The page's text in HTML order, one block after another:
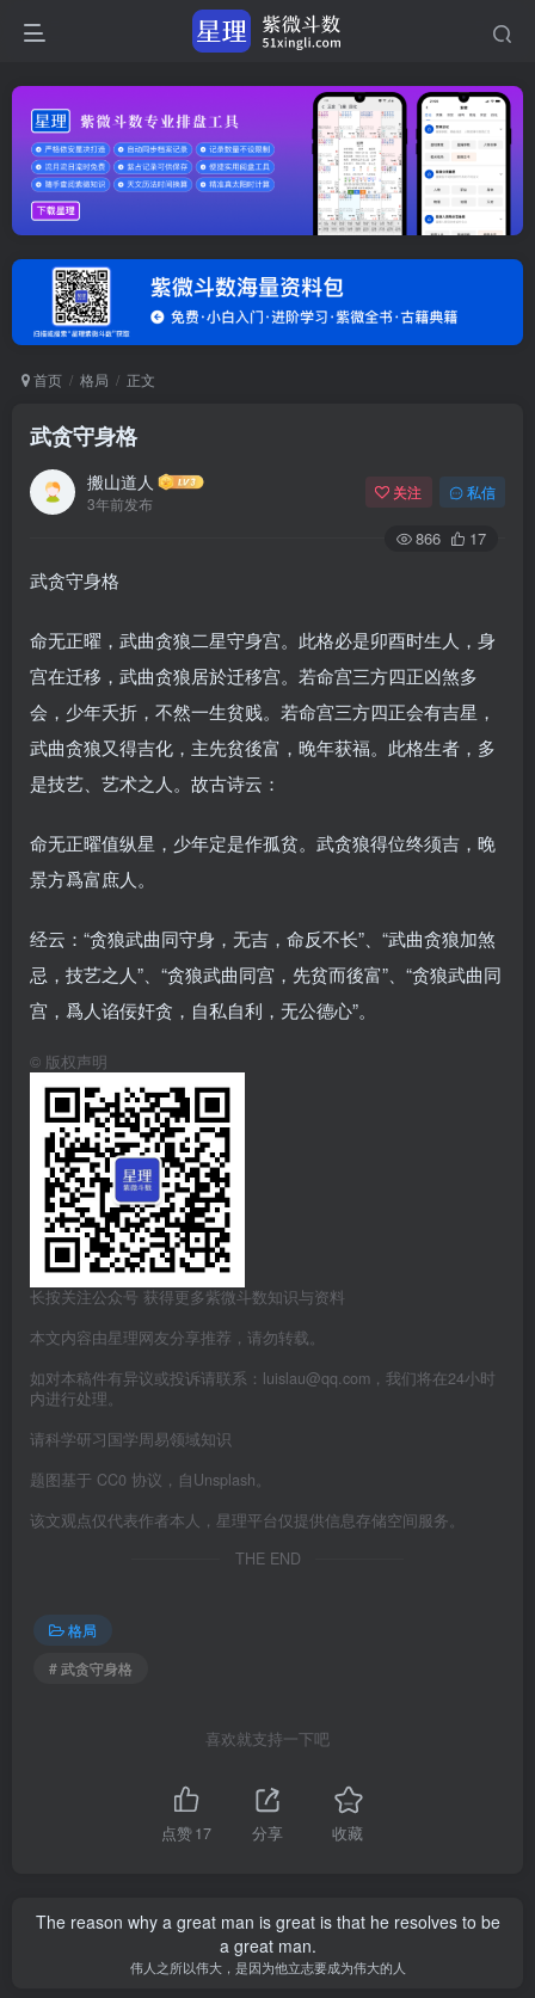
首页 格局 正文
武贪守身格
搬山道人
3年前发布
关注 私信
866 17
武贪守身格
命无正曜，武曲贪狼二星守身宫。此格必是卯酉时生人，身
宫在迁移，武曲贪狼居於迁移宫。若命宫三方四正凶煞多
会，少年夭折，不然一生贫贱。若命宫三方四正会有吉星，
武曲贪狼又得吉化，主先贫後富，晚年获福。此格生者，多
是技艺、艺术之人。故古诗云：
命无正曜值纵星，少年定是作孤贫。武贪狼得位终须吉，晚
景方爲富庶人。
经云：“贪狼武曲同守身，无吉，命反不长”、“武曲贪狼加煞
忌，技艺之人”、“贪狼武曲同宫，先贫而後富”、“贪狼武曲同
宫，爲人谄佞奸贪，自私自利，无公德心”。
© 版权声明
长按关注公众号 获得更多紫微斗数知识与资料
本文内容由星理网友分享推荐，请勿转载。
如对本稿件有异议或投诉请联系：luislau@qq.com，我们将在24小时
内进行处理。
请科学研习国学周易领域知识
题图基于 CC0 协议，自Unsplash。
该文观点仅代表作者本人，星理平台仅提供信息存储空间服务。
THE END
格局
# 武贪守身格
喜欢就支持一下吧
点赞17 分享 收藏
The reason why a great man is great is that he resolves to be
a great man.
伟人之所以伟大，是因为他立志要成为伟大的人